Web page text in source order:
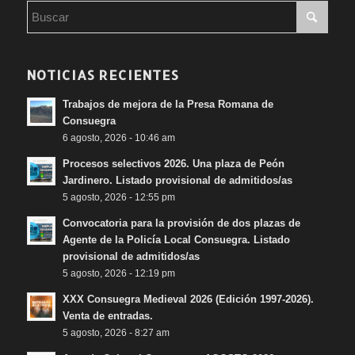
NOTICIAS RECIENTES
Trabajos de mejora de la Presa Romana de
Consuegra
6 agosto, 2026 - 10:46 am
Procesos selectivos 2026. Una plaza de Peón
Jardinero. Listado provisional de admitidos/as
5 agosto, 2026 - 12:55 pm
Convocatoria para la provisión de dos plazas de
Agente de la Policía Local Consuegra. Listado
provisional de admitidos/as
5 agosto, 2026 - 12:19 pm
XXX Consuegra Medieval 2026 (Edición 1997-2026).
Venta de entradas.
5 agosto, 2026 - 8:27 am